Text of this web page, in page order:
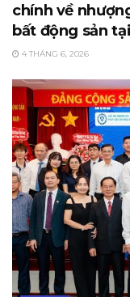
chính về
bất động sản
4 THÁNG 6, 2026